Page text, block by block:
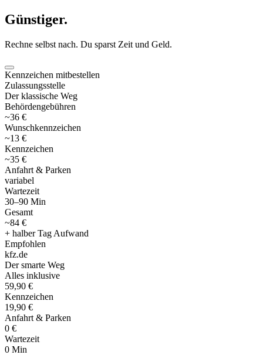
Günstiger.
Rechne selbst nach. Du sparst Zeit und Geld.
Kennzeichen mitbestellen
Zulassungsstelle
Der klassische Weg
Behördengebühren
~36 €
Wunschkennzeichen
~13 €
Kennzeichen
~35 €
Anfahrt & Parken
variabel
Wartezeit
30–90 Min
Gesamt
~84 €
+ halber Tag Aufwand
Empfohlen
kfz.de
Der smarte Weg
Alles inklusive
59,90 €
Kennzeichen
19,90 €
Anfahrt & Parken
0 €
Wartezeit
0 Min